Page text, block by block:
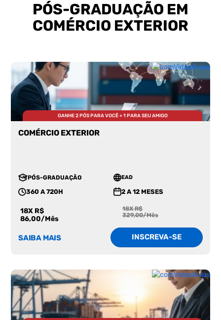
PÓS-GRADUAÇÃO EM
COMÉRCIO EXTERIOR
GANHE 2 PÓS PARA VOCÊ + 1 PARA SEU AMIGO
COMÉRCIO EXTERIOR
PÓS-GRADUAÇÃO EAD
360 A 720H 2 A 12 MESES
18X R$
86,00/Mês
18X R$
329,00/Mês
SAIBA MAIS INSCREVA-SE